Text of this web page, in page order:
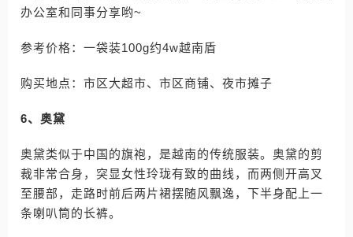
办公室和同事分享哟~
参考价格：一袋装100g约4w越南盾
购买地点：市区大超市、市区商铺、夜市摊子
6、奥黛
奥黛类似于中国的旗袍，是越南的传统服装。奥黛的剪
裁非常合身，突显女性玲珑有致的曲线，而两侧开高叉
至腰部，走路时前后两片裙摆随风飘逸，下半身配上一
条喇叭筒的长裤。